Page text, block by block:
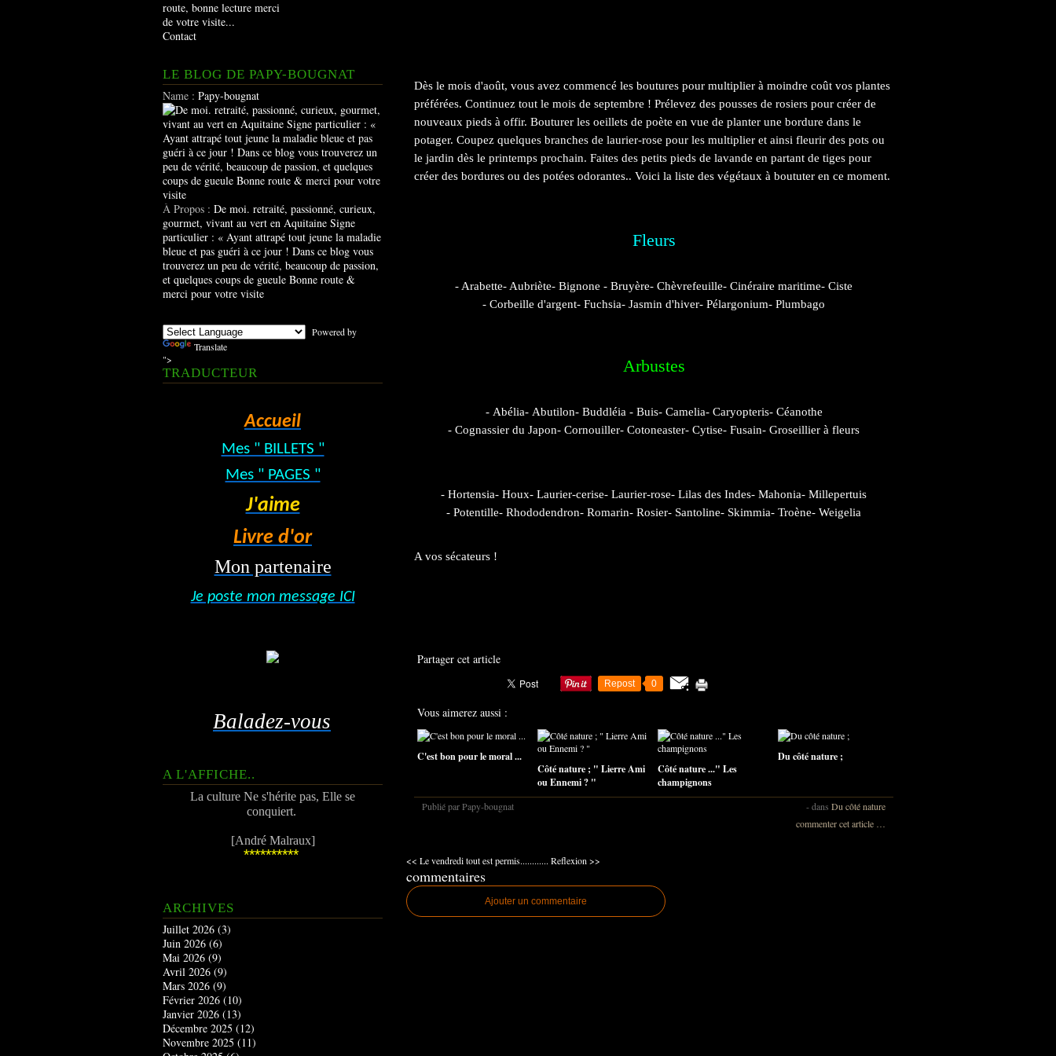
route, bonne lecture merci
de votre visite...
Contact
LE BLOG DE PAPY-BOUGNAT
Name : Papy-bougnat
À Propos : De moi. retraité, passionné, curieux,
gourmet, vivant au vert en Aquitaine Signe
particulier : « Ayant attrapé tout jeune la maladie
bleue et pas guéri à ce jour ! Dans ce blog vous
trouverez un peu de vérité, beaucoup de passion,
et quelques coups de gueule Bonne route &
merci pour votre visite
Powered by
Translate
">
TRADUCTEUR
Accueil
Mes " BILLETS "
Mes " PAGES "
J'aime
Livre d'or
Mon partenaire
Je poste mon message ICI
Baladez-vous
A L'AFFICHE..
La culture Ne s'hérite pas, Elle se
conquiert.
[André Malraux]
**********
ARCHIVES
Juillet 2026 (3)
Juin 2026 (6)
Mai 2026 (9)
Avril 2026 (9)
Mars 2026 (9)
Février 2026 (10)
Janvier 2026 (13)
Décembre 2025 (12)
Novembre 2025 (11)
Dès le mois d'août, vous avez commencé les boutures pour multiplier à moindre coût vos plantes
préférées. Continuez tout le mois de septembre ! Prélevez des pousses de rosiers pour créer de
nouveaux pieds à offir. Bouturer les oeillets de poète en vue de planter une bordure dans le
potager. Coupez quelques branches de laurier-rose pour les multiplier et ainsi fleurir des pots ou
le jardin dès le printemps prochain. Faites des petits pieds de lavande en partant de tiges pour
créer des bordures ou des potées odorantes.. Voici la liste des végétaux à boututer en ce moment.
Fleurs
- Arabette- Aubriète- Bignone - Bruyère- Chèvrefeuille- Cinéraire maritime- Ciste
- Corbeille d'argent- Fuchsia- Jasmin d'hiver- Pélargonium- Plumbago
Arbustes
- Abélia- Abutilon- Buddléia - Buis- Camelia- Caryopteris- Céanothe
- Cognassier du Japon- Cornouiller- Cotoneaster- Cytise- Fusain- Groseillier à fleurs
- Hortensia- Houx- Laurier-cerise- Laurier-rose- Lilas des Indes- Mahonia- Millepertuis
- Potentille- Rhododendron- Romarin- Rosier- Santoline- Skimmia- Troène- Weigelia
A vos sécateurs !
Partager cet article
Repost 0
Vous aimerez aussi :
C'est bon pour le moral ...
Côté nature ; " Lierre Ami
ou Ennemi ? "
Côté nature ..." Les
champignons
Du côté nature ;
Publié par Papy-bougnat -dans Du côté nature
commenter cet article
<< Le vendredi tout est permis............ Reflexion >>
commentaires
Ajouter un commentaire